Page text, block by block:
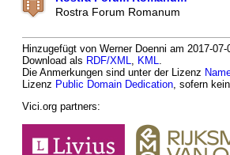
Rostra Forum Romanum
Hinzugefügt von Werner Doenni am 2017-
Download als RDF/XML KML
Die Anmerkungen sind unter der Lizenz
Lizenz Public Domain Dedication , sofern
Vici.org partners: